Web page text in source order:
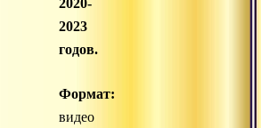
2020-
2023
годов.
Формат:
видео